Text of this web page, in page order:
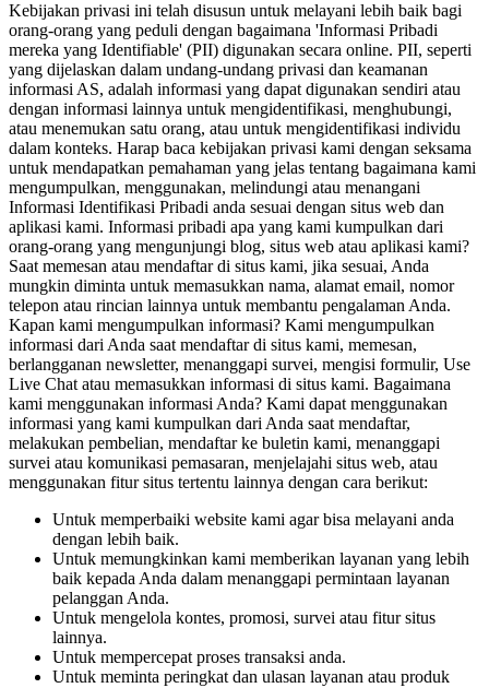
Kebijakan privasi ini telah disusun untuk melayani lebih baik bagi
orang-orang yang peduli dengan bagaimana 'Informasi Pribadi
mereka yang Identifiable' (PII) digunakan secara online. PII, seperti
yang dijelaskan dalam undang-undang privasi dan keamanan
informasi AS, adalah informasi yang dapat digunakan sendiri atau
dengan informasi lainnya untuk mengidentifikasi, menghubungi,
atau menemukan satu orang, atau untuk mengidentifikasi individu
dalam konteks. Harap baca kebijakan privasi kami dengan seksama
untuk mendapatkan pemahaman yang jelas tentang bagaimana kami
mengumpulkan, menggunakan, melindungi atau menangani
Informasi Identifikasi Pribadi anda sesuai dengan situs web dan
aplikasi kami. Informasi pribadi apa yang kami kumpulkan dari
orang-orang yang mengunjungi blog, situs web atau aplikasi kami?
Saat memesan atau mendaftar di situs kami, jika sesuai, Anda
mungkin diminta untuk memasukkan nama, alamat email, nomor
telepon atau rincian lainnya untuk membantu pengalaman Anda.
Kapan kami mengumpulkan informasi? Kami mengumpulkan
informasi dari Anda saat mendaftar di situs kami, memesan,
berlangganan newsletter, menanggapi survei, mengisi formulir, Use
Live Chat atau memasukkan informasi di situs kami. Bagaimana
kami menggunakan informasi Anda? Kami dapat menggunakan
informasi yang kami kumpulkan dari Anda saat mendaftar,
melakukan pembelian, mendaftar ke buletin kami, menanggapi
survei atau komunikasi pemasaran, menjelajahi situs web, atau
menggunakan fitur situs tertentu lainnya dengan cara berikut:
Untuk memperbaiki website kami agar bisa melayani anda
dengan lebih baik.
Untuk memungkinkan kami memberikan layanan yang lebih
baik kepada Anda dalam menanggapi permintaan layanan
pelanggan Anda.
Untuk mengelola kontes, promosi, survei atau fitur situs
lainnya.
Untuk mempercepat proses transaksi anda.
Untuk meminta peringkat dan ulasan layanan atau produk